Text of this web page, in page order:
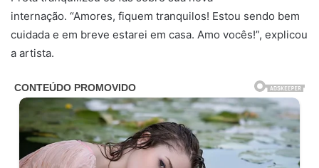
internação. “Amores, fiquem tranquilos! Estou sendo bem
cuidada e em breve estarei em casa. Amo vocês!”, explicou
a artista.